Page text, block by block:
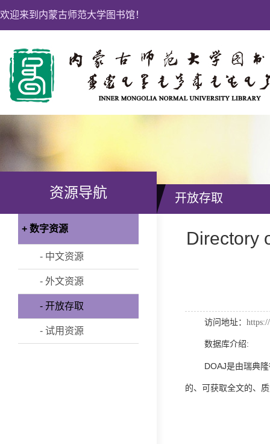
欢迎来到内蒙古师范大学图书馆！
资源导航
+ 数字资源
- 中文资源
- 外文资源
- 开放存取
- 试用资源
开放存取
Directory
访问地址：
数据库介绍:
DOAJ是由瑞典
的、可获取全文的、